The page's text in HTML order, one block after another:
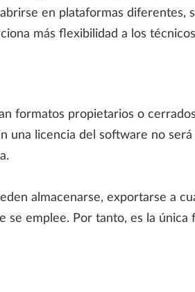
en plataformas diferentes,
más flexibilidad a los
formatos propietarios o
una licencia del software no será
almacenarse, exportarse a
se emplee. Por tanto, es la única